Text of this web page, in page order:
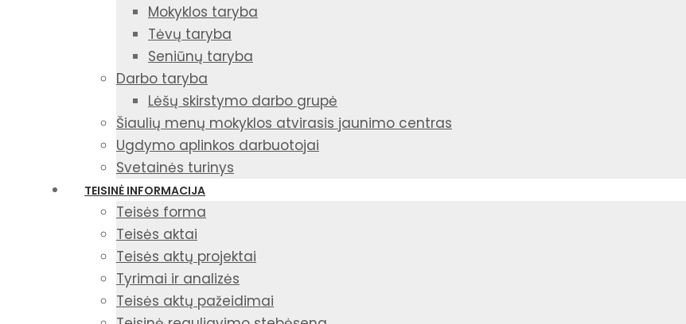
Mokyklos taryba
Tėvų taryba
Seniūnų taryba
Darbo taryba
Lėšų skirstymo darbo grupė
Šiaulių menų mokyklos atvirasis jaunimo centras
Ugdymo aplinkos darbuotojai
Svetainės turinys
TEISINĖ INFORMACIJA
Teisės forma
Teisės aktai
Teisės aktų projektai
Tyrimai ir analizės
Teisės aktų pažeidimai